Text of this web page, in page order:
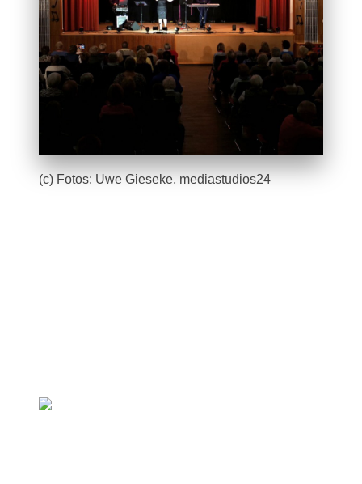
(c) Fotos: Uwe Gieseke, mediastudios24